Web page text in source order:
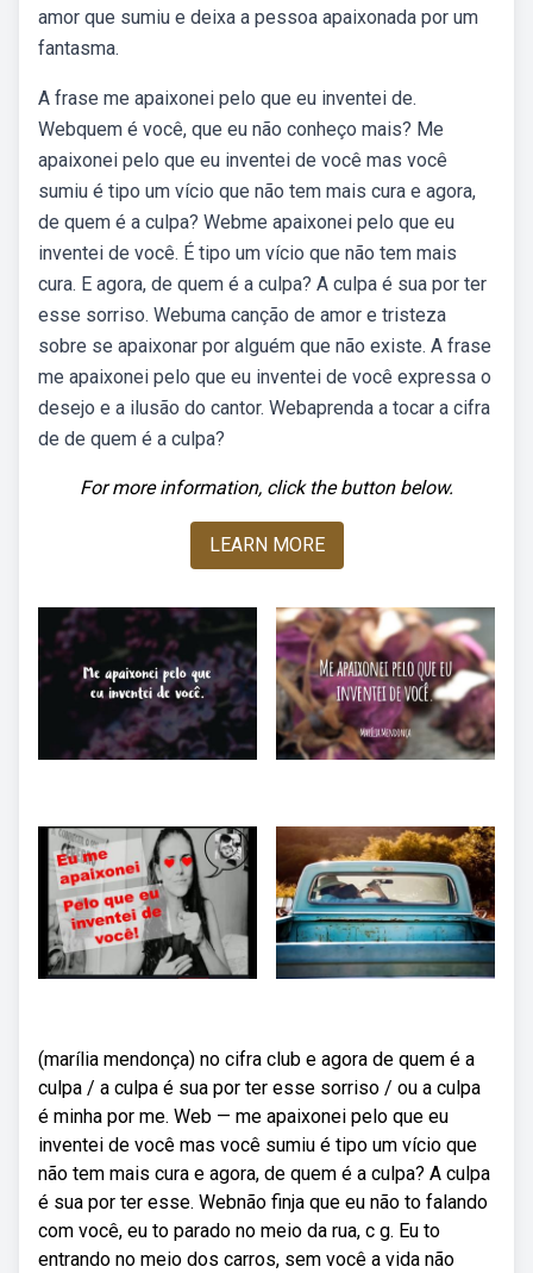
amor que sumiu e deixa a pessoa apaixonada por um
fantasma.
A frase me apaixonei pelo que eu inventei de.
Webquem é você, que eu não conheço mais? Me
apaixonei pelo que eu inventei de você mas você
sumiu é tipo um vício que não tem mais cura e agora,
de quem é a culpa? Webme apaixonei pelo que eu
inventei de você. É tipo um vício que não tem mais
cura. E agora, de quem é a culpa? A culpa é sua por ter
esse sorriso. Webuma canção de amor e tristeza
sobre se apaixonar por alguém que não existe. A frase
me apaixonei pelo que eu inventei de você expressa o
desejo e a ilusão do cantor. Webaprenda a tocar a cifra
de de quem é a culpa?
For more information, click the button below.
LEARN MORE
(marília mendonça) no cifra club e agora de quem é a
culpa / a culpa é sua por ter esse sorriso / ou a culpa
é minha por me. Web — me apaixonei pelo que eu
inventei de você mas você sumiu é tipo um vício que
não tem mais cura e agora, de quem é a culpa? A culpa
é sua por ter esse. Webnão finja que eu não to falando
com você, eu to parado no meio da rua, c g. Eu to
entrando no meio dos carros, sem você a vida não